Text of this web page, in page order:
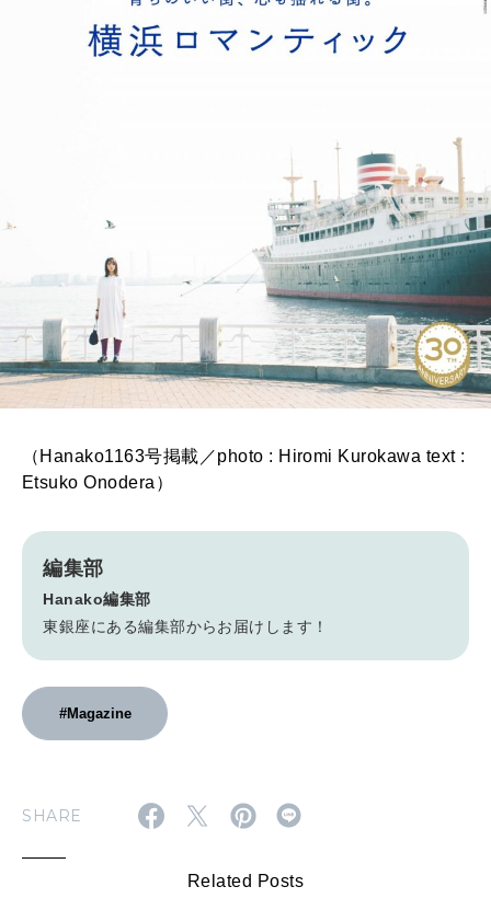
（Hanako1163号掲載／photo : Hiromi Kurokawa text :
Etsuko Onodera）
編集部
Hanako編集部
東銀座にある編集部からお届けします！
#Magazine
SHARE
Related Posts